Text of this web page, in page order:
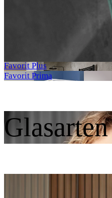
Favorit Plus
Favorit Prima
Glasarten